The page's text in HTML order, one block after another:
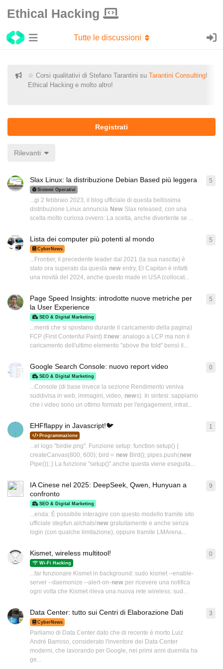
Ethical Hacking
☆ Corsi qualitativi di Stefano Tarantini su Tarantini Consulting!
Ethical Hacking e molto altro!
Registrati
Tutte le discussioni
Rilevanti
Slax Linux: la distribuzione Debian Based più leggera
Sistemi Operativi
...gi 2 febbraio 2023, il blog ufficiale di questa bellissima
distribuzione Linux annuncia New Slax released, con una
scelta molto curiosa ovvero: La scelta, anche divertente se ...
5
Lista dei computer più potenti al mondo
CyberNews
...Frontier, il precedente leader dal 2021 (la sua nascita) è
stato ora superato da questa new entry, El Capitan è infatti
una novità del 2024, anche questo made in USA (collocat...
5
Page Speed Insights: introdotte nuove metriche per
la User Experience
SEO & Digital Marketing
...menti che si spostano durante il caricamento della pagina)
FCP (First Contenful Paint) #new: analogo a LCP ma non il
caricamento dell'ultimo elemento "above the fold" bensì il...
5
Google Search Console: nuovo report video
SEO & Digital Marketing
...Console (di base invece la sezione Rendimento veniva
suddivisa in web, immagini, video, news). In sintesi: sappiamo
che i video sono un ottimo formato per l'engagement, intrat...
0
EHFflappy in Javascript!🐦
Programmazione
...el logo "birdie.png". Funzione setup: function setup() {
createCanvas(800, 600); bird = new Bird(); pipes.push(new
Pipe()); } La funzione "setup()" anche questa viene eseguita...
1
IA Cinese nel 2025: DeepSeek, Qwen, Hunyuan a
confronto
SEO & Digital Marketing
...enda: È possibile interagire con questo modello tramite sito
ufficiale stepfun.ai/chats/new gratuitamente e anche senza
login (con qualche limitazione), oppure tramite LMArena...
9
Kismet, wireless multitool!
Wi-Fi Hacking
...far funzionare Kismet in background: sudo kismet --enable-
server --daemonize --alert-on-new per ricevere una notifica
ogni volta che Kismet rileva una nuova rete wireless: sud...
0
Data Center: tutto sui Centri di Elaborazione Dati
CyberNews
Parliamo di Data Center dato che di recente è morto Luiz
André Barroso, considerato l'inventore dei Data Center
moderni, che lavorando per Google, nei primi anni duemila ha
ge...
3